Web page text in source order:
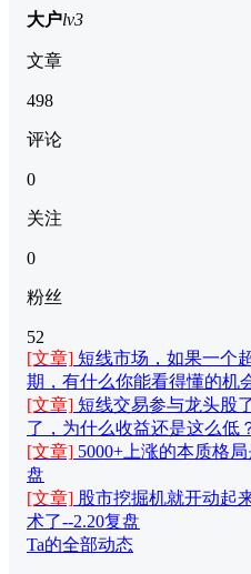
大户lv3
文章
498
评论
0
关注
0
粉丝
52
[文章] 短线市场，如果一个
期，有什么你能看得懂的机
[文章] 短线交易参与龙头股
了，为什么收益还是这么低
[文章] 5000+上涨的本质格
盘
[文章] 股市挖掘机就开动起
术了--2.20复盘
Ta的全部动态